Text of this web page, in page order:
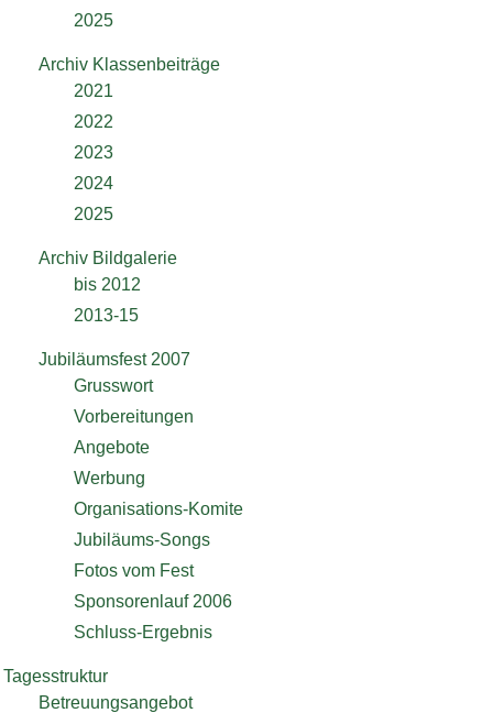
2025
Archiv Klassenbeiträge
2021
2022
2023
2024
2025
Archiv Bildgalerie
bis 2012
2013-15
Jubiläumsfest 2007
Grusswort
Vorbereitungen
Angebote
Werbung
Organisations-Komite
Jubiläums-Songs
Fotos vom Fest
Sponsorenlauf 2006
Schluss-Ergebnis
Tagesstruktur
Betreuungsangebot